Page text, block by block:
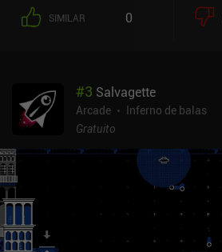
SIMILAR 0
#3 Salvagette
Arcade
Inferno de balas
Gratuito